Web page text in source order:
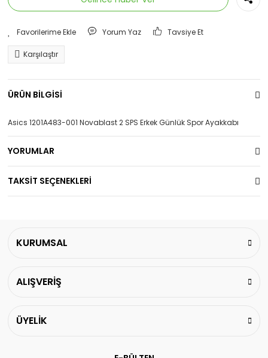
Yorum Yaz Tavsiye Et
Karşılaştır
ÜRÜN BİLGİSİ
Asics 1201A483-001 Novablast 2 SPS Erkek Günlük Spor Ayakkabı
YORUMLAR
TAKSİT SEÇENEKLERİ
KURUMSAL
ALIŞVERİŞ
ÜYELİK